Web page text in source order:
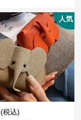
人気
(税込)